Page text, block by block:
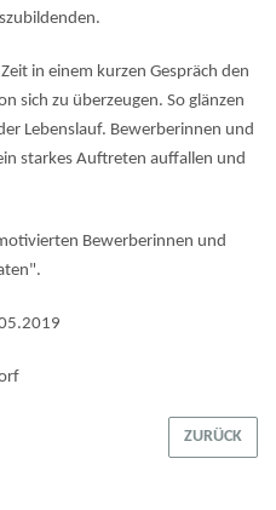
in einem kurzen Gespräch den
sich zu überzeugen. So glänzen
Lebenslauf. Bewerberinnen und
starkes Auftreten auffallen und
Bewerberinnen und
ZURÜCK